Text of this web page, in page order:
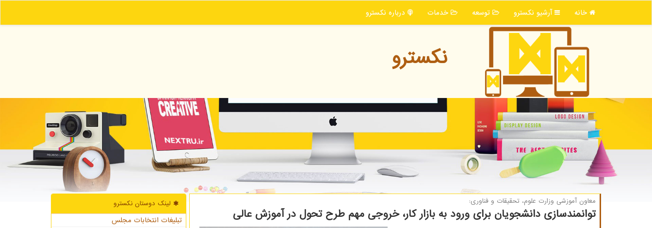
خانه آرشیو نكسترو توسعه خدمات درباره نكسترو
نكسترو
معاون آموزشی وزارت علوم، تحقیقات و فناوری:
توانمندسازی دانشجویان برای ورود به بازار کار، خروجی مهم طرح تحول در آموزش عالی
لینک دوستان نكسترو
تبلیغات انتخابات مجلس